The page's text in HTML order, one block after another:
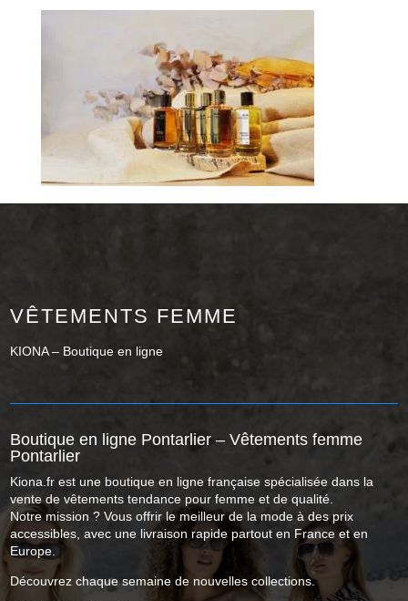
VÊTEMENTS FEMME
KIONA – Boutique en ligne
Boutique en ligne Pontarlier – Vêtements femme
Pontarlier
Kiona.fr est une boutique en ligne française spécialisée dans la
vente de vêtements tendance pour femme et de qualité.
Notre mission ? Vous offrir le meilleur de la mode à des prix
accessibles, avec une livraison rapide partout en France et en
Europe.
Découvrez chaque semaine de nouvelles collections.